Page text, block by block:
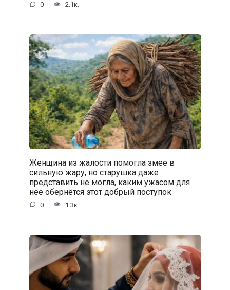
0 2.1к.
Женщина из жалости помогла змее в
сильную жару, но старушка даже
представить не могла, каким ужасом для
неё обернётся этот добрый поступок
0 1.3к.